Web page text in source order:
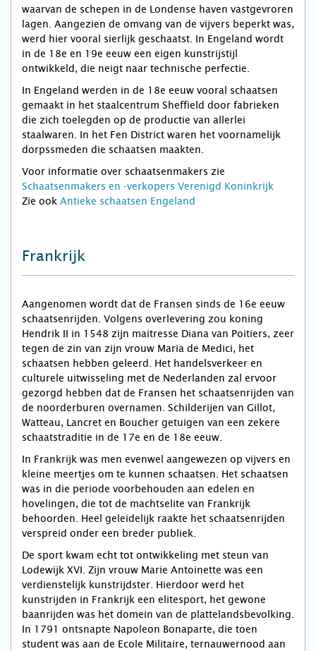
waarvan de schepen in de Londense haven vastgevroren
lagen. Aangezien de omvang van de vijvers beperkt was,
werd hier vooral sierlijk geschaatst. In Engeland wordt
in de 18e en 19e eeuw een eigen kunstrijstijl
ontwikkeld, die neigt naar technische perfectie.
In Engeland werden in de 18e eeuw vooral schaatsen
gemaakt in het staalcentrum Sheffield door fabrieken
die zich toelegden op de productie van allerlei
staalwaren. In het Fen District waren het voornamelijk
dorpssmeden die schaatsen maakten.
Voor informatie over schaatsenmakers zie
Schaatsenmakers en -verkopers Verenigd Koninkrijk
Zie ook Antieke schaatsen Engeland
Frankrijk
Aangenomen wordt dat de Fransen sinds de 16e eeuw
schaatsenrijden. Volgens overlevering zou koning
Hendrik II in 1548 zijn maitresse Diana van Poitiers, zeer
tegen de zin van zijn vrouw Maria de Medici, het
schaatsen hebben geleerd. Het handelsverkeer en
culturele uitwisseling met de Nederlanden zal ervoor
gezorgd hebben dat de Fransen het schaatsenrijden van
de noorderburen overnamen. Schilderijen van Gillot,
Watteau, Lancret en Boucher getuigen van een zekere
schaatstraditie in de 17e en de 18e eeuw.
In Frankrijk was men evenwel aangewezen op vijvers en
kleine meertjes om te kunnen schaatsen. Het schaatsen
was in die periode voorbehouden aan edelen en
hovelingen, die tot de machtselite van Frankrijk
behoorden. Heel geleidelijk raakte het schaatsenrijden
verspreid onder een breder publiek.
De sport kwam echt tot ontwikkeling met steun van
Lodewijk XVI. Zijn vrouw Marie Antoinette was een
verdienstelijk kunstrijdster. Hierdoor werd het
kunstrijden in Frankrijk een elitesport, het gewone
baanrijden was het domein van de plattelandsbevolking.
In 1791 ontsnapte Napoleon Bonaparte, die toen
student was aan de Ecole Militaire, ternauwernood aan